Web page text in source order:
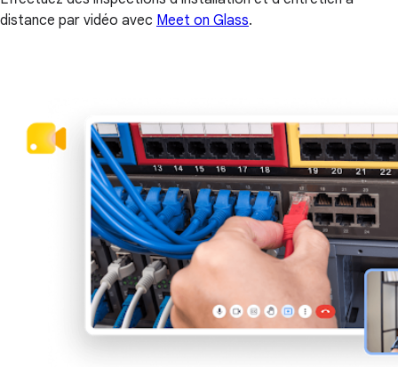
distance par vidéo avec Meet on Glass.